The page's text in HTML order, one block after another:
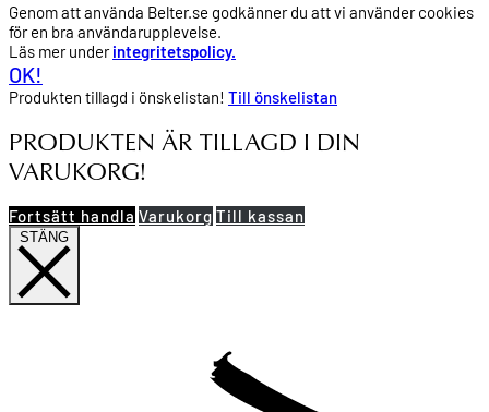
Genom att använda Belter.se godkänner du att vi använder cookies
för en bra användarupplevelse.
Läs mer underintegritetspolicy.
OK!
Produkten tillagd i önskelistan! Till önskelistan
PRODUKTEN ÄR TILLAGD I DIN
VARUKORG!
Fortsätt handla Varukorg Till kassan
STÄNG